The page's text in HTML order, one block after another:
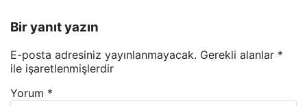
Bir yanıt yazın
E-posta adresiniz yayınlanmayacak. Gerekli alanlar *
ile işaretlenmişlerdir
Yorum *